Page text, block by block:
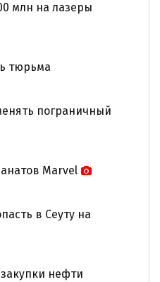
млн на лазеры
тюрьма
пограничный
Marvel
в Сеуту на
нефти